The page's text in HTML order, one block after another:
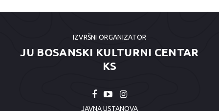
IZVRŠNI ORGANIZATOR
JU BOSANSKI KULTURNI CENTAR
KS
JAVNA USTANOVA